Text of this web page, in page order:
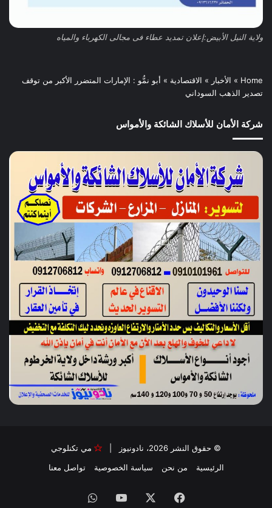
ولاية النيل الأبيض:إعلان تمديد عطاء فى مجالى الكهرباء والمياه
Home
» الأخبار » الاقتصادية » أبو نمُّو : الإمارات المتضرر الأكبر من توقف
تصدير الذهب السوداني
شركة الأمان للأسلاك الشائكة والأمواس
© حقوق النشر 2026، نادونيوز |
مي تكنلوجي
الرئيسية
من نحن سياسة الخصوصية تواصل معنا
فيسبوك ‫YouTube